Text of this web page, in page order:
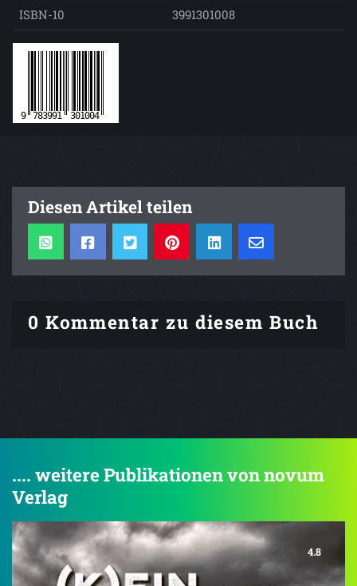
ISBN-10
3991301008
Diesen Artikel teilen
0 Kommentar zu diesem Buch
.... weitere Publikationen von novum
Verlag
4.8